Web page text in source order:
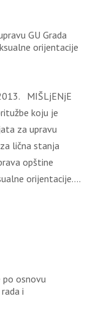
GU Grada
orijentacije
MIŠLjENjE
koju je
za upravu
lična stanja
opštine
orijentacije….
po osnovu
i